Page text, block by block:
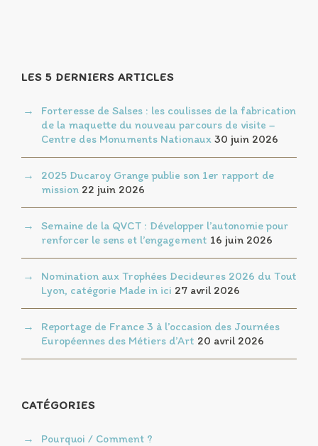
LES 5 DERNIERS ARTICLES
Forteresse de Salses : les coulisses de la fabrication
de la maquette du nouveau parcours de visite –
Centre des Monuments Nationaux 30 juin 2026
2025 Ducaroy Grange publie son 1er rapport de
mission 22 juin 2026
Semaine de la QVCT : Développer l’autonomie pour
renforcer le sens et l’engagement 16 juin 2026
Nomination aux Trophées Decideures 2026 du Tout
Lyon, catégorie Made in ici 27 avril 2026
Reportage de France 3 à l’occasion des Journées
Européennes des Métiers d’Art 20 avril 2026
CATÉGORIES
Pourquoi / Comment ?